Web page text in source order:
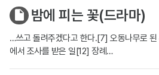
밤에 피는 꽃(드라마)
…쓰고 돌려주겠다고 한다.[7] 오동나무로
에서 조사를 받은 일[12] 장례…